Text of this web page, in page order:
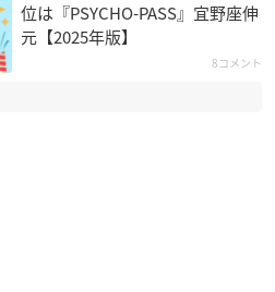
位は『PSYCHO-PASS』宜野座伸
元【2025年版】
8コメント